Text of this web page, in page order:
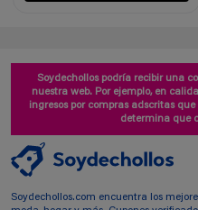
Soydechollos podría recibir una
nuestra web. Por ejemplo, en
ingresos por compras adscritas
determina que
Soydechollos.com encuentra los